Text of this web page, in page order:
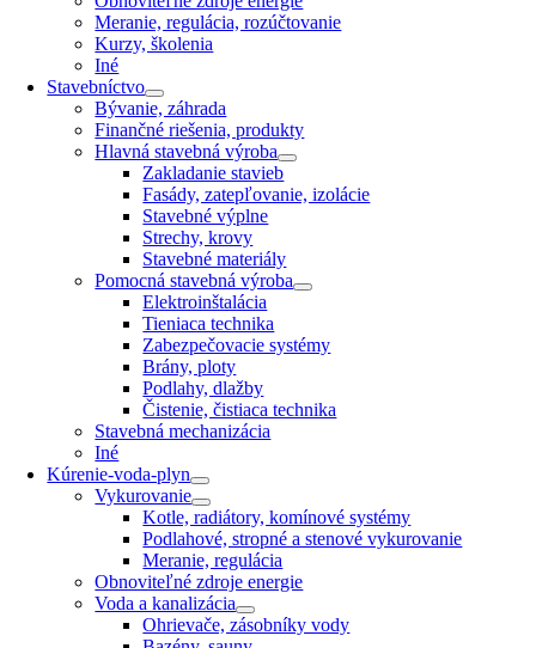
Meranie, regulácia, rozúčtovanie
Kurzy, školenia
Iné
Stavebníctvo
Bývanie, záhrada
Finančné riešenia, produkty
Hlavná stavebná výroba
Zakladanie stavieb
Fasády, zatepľovanie, izolácie
Stavebné výplne
Strechy, krovy
Stavebné materiály
Pomocná stavebná výroba
Elektroinštalácia
Tieniaca technika
Zabezpečovacie systémy
Brány, ploty
Podlahy, dlažby
Čistenie, čistiaca technika
Stavebná mechanizácia
Iné
Kúrenie-voda-plyn
Vykurovanie
Kotle, radiátory, komínové systémy
Podlahové, stropné a stenové vykurovanie
Meranie, regulácia
Obnoviteľné zdroje energie
Voda a kanalizácia
Ohrievače, zásobníky vody